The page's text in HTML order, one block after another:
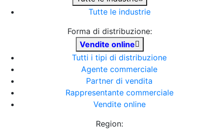
Tutte le industrie
Forma di distribuzione:
Vendite online
Tutti i tipi di distribuzione
Agente commerciale
Partner di vendita
Rappresentante commerciale
Vendite online
Region: